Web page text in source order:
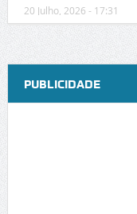
20 Julho, 2026 - 17:31
PUBLICIDADE